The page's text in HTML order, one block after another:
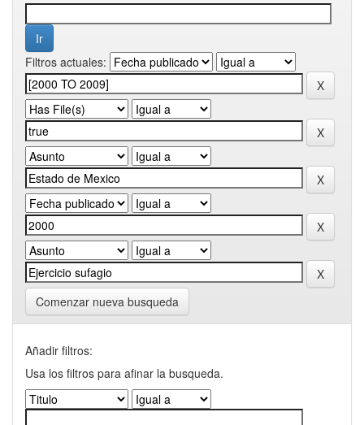
Filtros actuales:
Comenzar nueva busqueda
Añadir filtros:
Usa los filtros para afinar la busqueda.